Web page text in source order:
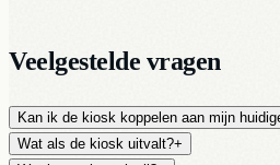
Veelgestelde vragen
Kan ik de kiosk koppelen aan mijn
Wat als de kiosk uitvalt?+